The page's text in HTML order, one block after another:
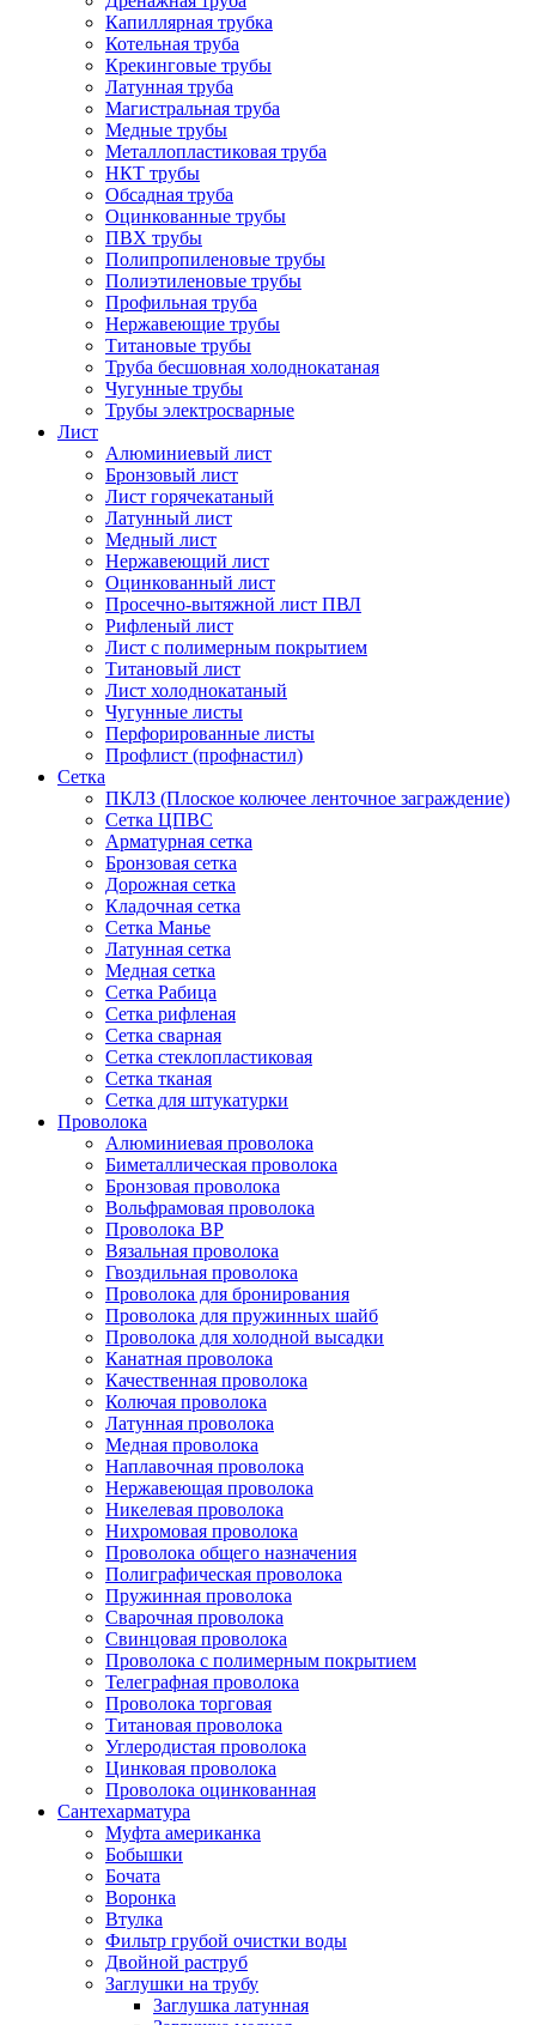
Капиллярная трубка
Котельная труба
Крекинговые трубы
Латунная труба
Магистральная труба
Медные трубы
Металлопластиковая труба
НКТ трубы
Обсадная труба
Оцинкованные трубы
ПВХ трубы
Полипропиленовые трубы
Полиэтиленовые трубы
Профильная труба
Нержавеющие трубы
Титановые трубы
Труба бесшовная холоднокатаная
Чугунные трубы
Трубы электросварные
Лист
Алюминиевый лист
Бронзовый лист
Лист горячекатаный
Латунный лист
Медный лист
Нержавеющий лист
Оцинкованный лист
Просечно-вытяжной лист ПВЛ
Рифленый лист
Лист с полимерным покрытием
Титановый лист
Лист холоднокатаный
Чугунные листы
Перфорированные листы
Профлист (профнастил)
Сетка
ПКЛЗ (Плоское колючее ленточное заграждение)
Сетка ЦПВС
Арматурная сетка
Бронзовая сетка
Дорожная сетка
Кладочная сетка
Сетка Манье
Латунная сетка
Медная сетка
Сетка Рабица
Сетка рифленая
Сетка сварная
Сетка стеклопластиковая
Сетка тканая
Сетка для штукатурки
Проволока
Алюминиевая проволока
Биметаллическая проволока
Бронзовая проволока
Вольфрамовая проволока
Проволока ВР
Вязальная проволока
Гвоздильная проволока
Проволока для бронирования
Проволока для пружинных шайб
Проволока для холодной высадки
Канатная проволока
Качественная проволока
Колючая проволока
Латунная проволока
Медная проволока
Наплавочная проволока
Нержавеющая проволока
Никелевая проволока
Нихромовая проволока
Проволока общего назначения
Полиграфическая проволока
Пружинная проволока
Сварочная проволока
Свинцовая проволока
Проволока с полимерным покрытием
Телеграфная проволока
Проволока торговая
Титановая проволока
Углеродистая проволока
Цинковая проволока
Проволока оцинкованная
Сантехарматура
Муфта американка
Бобышки
Бочата
Воронка
Втулка
Фильтр грубой очистки воды
Двойной раструб
Заглушки на трубу
Заглушка латунная